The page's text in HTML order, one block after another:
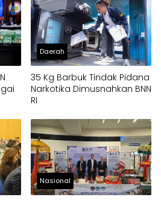
Daerah
35 Kg Barbuk Tindak Pidana
Narkotika Dimusnahkan BNN
RI
Nasional